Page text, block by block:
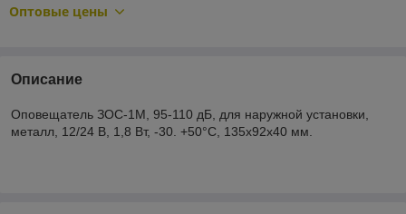
Оптовые цены
Описание
Оповещатель ЗОС-1М, 95-110 дБ, для наружной установки,
металл, 12/24 В, 1,8 Вт, -30. +50°C, 135х92х40 мм.